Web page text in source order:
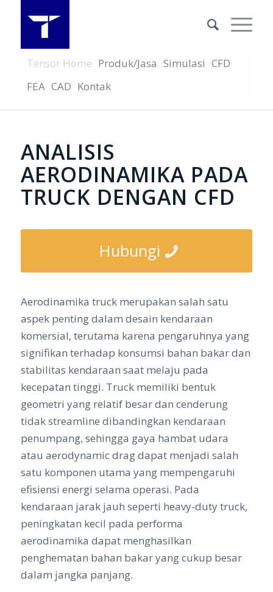
Tensor Home Produk/Jasa Simulasi CFD
FEA CAD Kontak
ANALISIS
AERODINAMIKA PADA
TRUCK DENGAN CFD
Hubungi
Aerodinamika truck merupakan salah satu
aspek penting dalam desain kendaraan
komersial, terutama karena pengaruhnya yang
signifikan terhadap konsumsi bahan bakar dan
stabilitas kendaraan saat melaju pada
kecepatan tinggi. Truck memiliki bentuk
geometri yang relatif besar dan cenderung
tidak streamline dibandingkan kendaraan
penumpang, sehingga gaya hambat udara
atau aerodynamic drag dapat menjadi salah
satu komponen utama yang mempengaruhi
efisiensi energi selama operasi. Pada
kendaraan jarak jauh seperti heavy-duty truck,
peningkatan kecil pada performa
aerodinamika dapat menghasilkan
penghematan bahan bakar yang cukup besar
dalam jangka panjang.